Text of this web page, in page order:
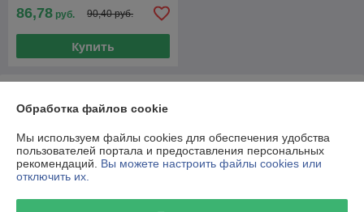
86,78 руб. 90,40 руб.
Купить
Работает с 25.01.2017
г. Минск
ул. Железнодорожная, 23, офис 9, Минск, Беларусь
Обработка файлов cookie
Мы используем файлы cookies для обеспечения удобства
пользователей портала и предоставления персональных
рекомендаций. Вы можете настроить файлы cookies или
отключить их.